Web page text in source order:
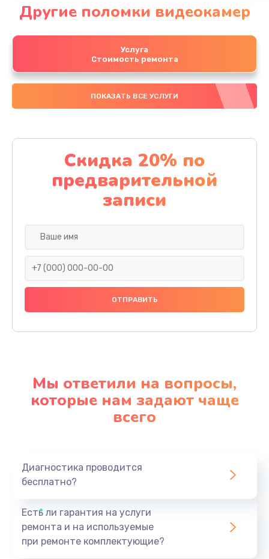
Другие поломки видеокамер
Услуга
Стоимость ремонта
ПОКАЗАТЬ ВСЕ УСЛУГИ
Скидка 20% по
предварительной
записи
Мы ответили на вопросы,
которые нам задают чаще
всего
Диагностика проводится
бесплатно?
Есть ли гарантия на услуги
ремонта и на используемые
при ремонте комплектующие?